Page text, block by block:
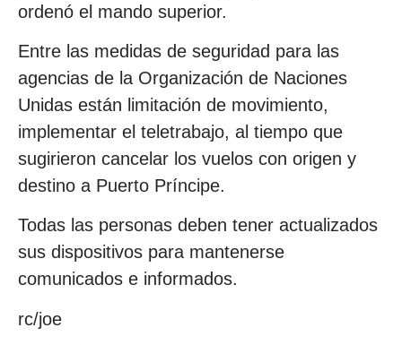
ordenó el mando superior.
Entre las medidas de seguridad para las
agencias de la Organización de Naciones
Unidas están limitación de movimiento,
implementar el teletrabajo, al tiempo que
sugirieron cancelar los vuelos con origen y
destino a Puerto Príncipe.
Todas las personas deben tener actualizados
sus dispositivos para mantenerse
comunicados e informados.
rc/joe